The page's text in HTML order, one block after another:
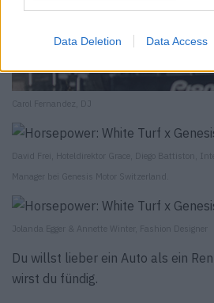
Data Deletion Data Access
Carol Fernandez, DJ
David Frei, Hoteldirektor Grace, Diego Battiston,
Manager bei Genesis Motor Switzerland.
Jolanda Egger & Annette Winter, Fashion Designer
Du willst lieber ein Auto als ein
wirst du fündig.